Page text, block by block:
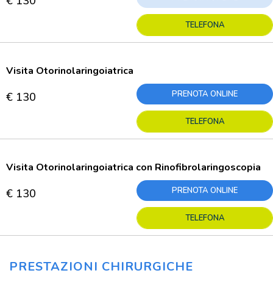
TELEFONA
Visita Otorinolaringoiatrica
€ 130 PRENOTA ONLINE
TELEFONA
Visita Otorinolaringoiatrica con Rinofibrolaringoscopia
€ 130 PRENOTA ONLINE
TELEFONA
PRESTAZIONI CHIRURGICHE